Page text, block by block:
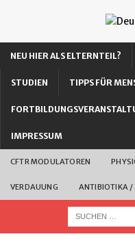
NEU HIER ALS ELTERNTEIL?
STUDIEN TIPPS FÜR
IMPRESSUM
CFTR MODULATOREN
VERDAUUNG ANTIBIOTIKA /